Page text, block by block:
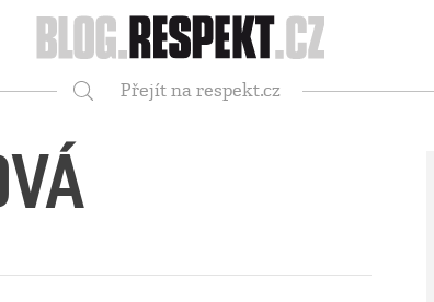
Respekt
Přejít na respekt.cz